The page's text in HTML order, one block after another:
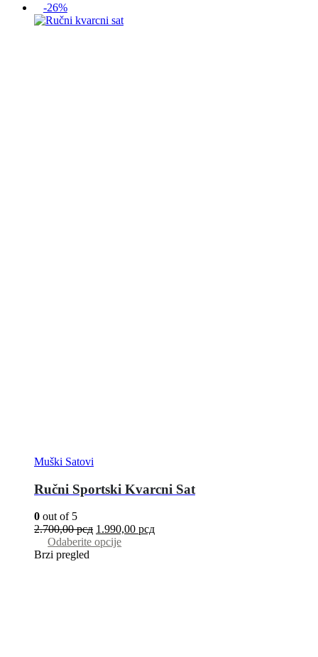
-26%
Muški Satovi
Ručni Sportski Kvarcni Sat
0 out of 5
2.700,00рсд 1.990,00 рсд
Odaberite opcije
Brzi pregled